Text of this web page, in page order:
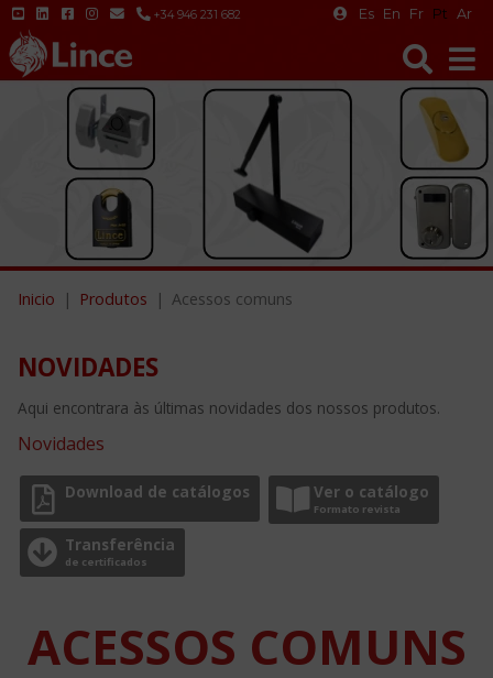
+34 946 231 682 Es En Fr Pt Ar
Inicio Produtos Acessos comuns
NOVIDADES
Aqui encontrara às últimas novidades dos nossos produtos.
Novidades
Download de catálogos Ver o catálogo
Formato revista
Transferência
de certificados
ACESSOS COMUNS